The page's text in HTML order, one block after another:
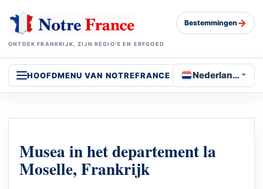
ONTDEK FRANKRIJK, ZIJN REGIO’S EN ERFGOED
Bestemmingen →
HOOFDMENU VAN NOTREFRANCE Nederlands
Musea in het departement la
Moselle, Frankrijk